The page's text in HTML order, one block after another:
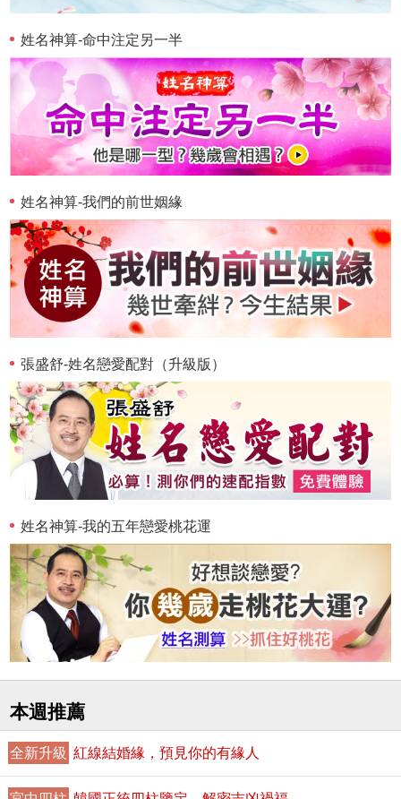
姓名神算-命中注定另一半
姓名神算-我們的前世姻緣
張盛舒-姓名戀愛配對（升級版）
姓名神算-我的五年戀愛桃花運
本週推薦
全新升級 紅線結婚緣，預見你的有緣人